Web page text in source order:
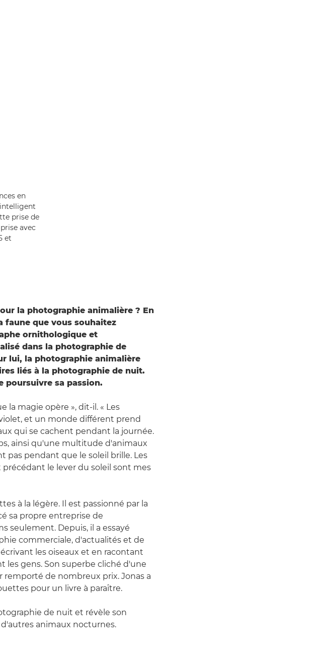
en
prise de
avec
et
la photographie animalière ? En
que vous souhaitez
ornithologique et
dans la photographie de
lui, la photographie animalière
liés à la photographie de nuit.
poursuivre sa passion.
la magie opère », dit-il. « Les
et un monde différent prend
qui se cachent pendant la journée.
ainsi qu'une multitude d'animaux
pendant que le soleil brille. Les
le lever du soleil sont mes
à la légère. Il est passionné par la
sa propre entreprise de
seulement. Depuis, il a essayé
commerciale, d'actualités et de
les oiseaux et en racontant
les gens. Son superbe cliché d'une
de nombreux prix. Jonas a
pour un livre à paraître.
de nuit et révèle son
animaux nocturnes.